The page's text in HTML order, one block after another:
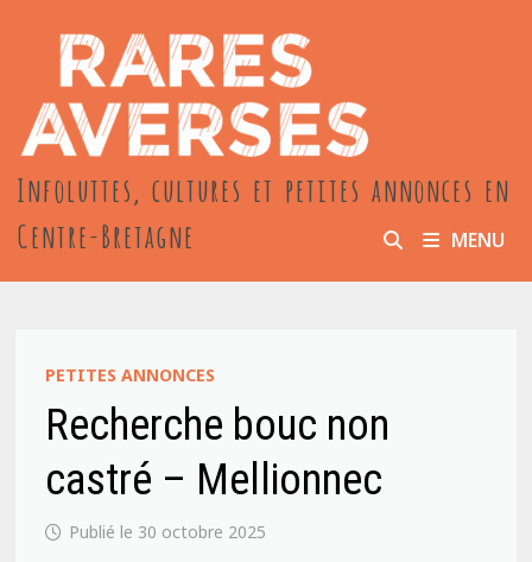
contenu
Infoluttes, cultures et petites annonces en
Centre-Bretagne
MENU
PETITES ANNONCES
Recherche bouc non
castré – Mellionnec
30 octobre 2025